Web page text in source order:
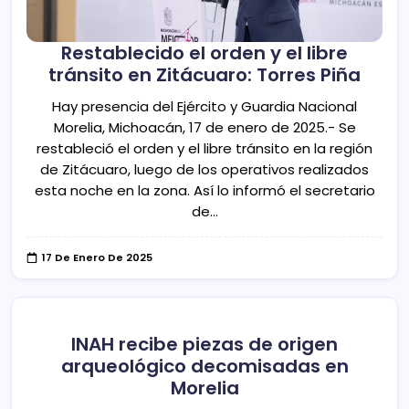
Restablecido el orden y el libre
tránsito en Zitácuaro: Torres Piña
Hay presencia del Ejército y Guardia Nacional
Morelia, Michoacán, 17 de enero de 2025.- Se
restableció el orden y el libre tránsito en la región
de Zitácuaro, luego de los operativos realizados
esta noche en la zona. Así lo informó el secretario
de…
17 De Enero De 2025
INAH recibe piezas de origen
arqueológico decomisadas en
Morelia